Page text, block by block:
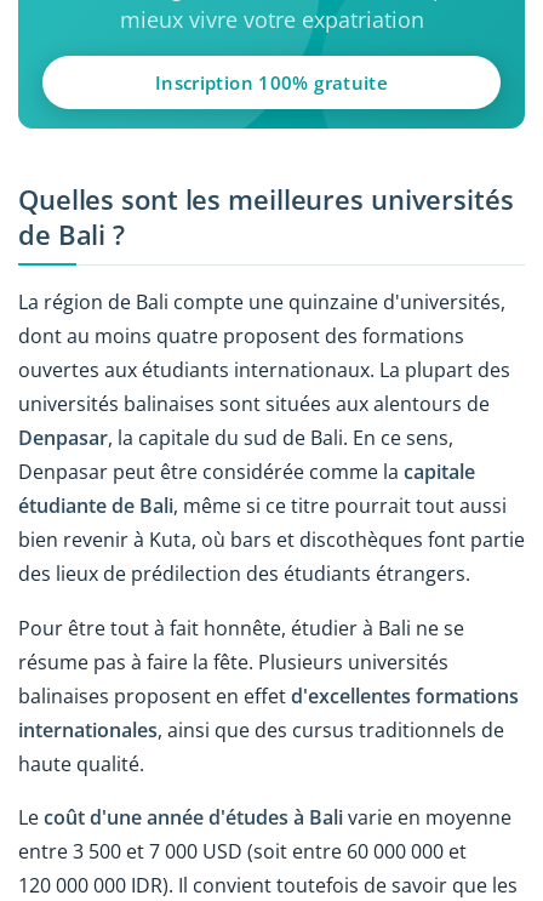
mieux vivre votre expatriation
Inscription 100% gratuite
Quelles sont les meilleures universités
de Bali ?
La région de Bali compte une quinzaine d'universités,
dont au moins quatre proposent des formations
ouvertes aux étudiants internationaux. La plupart des
universités balinaises sont situées aux alentours de
Denpasar, la capitale du sud de Bali. En ce sens,
Denpasar peut être considérée comme la capitale
étudiante de Bali, même si ce titre pourrait tout aussi
bien revenir à Kuta, où bars et discothèques font partie
des lieux de prédilection des étudiants étrangers.
Pour être tout à fait honnête, étudier à Bali ne se
résume pas à faire la fête. Plusieurs universités
balinaises proposent en effetd'excellentes formations
internationales, ainsi que des cursus traditionnels de
haute qualité.
Lecoût d'une année d'études à Balivarie en moyenne
entre 3 500 et 7 000 USD (soit entre 60 000 000 et
120 000 000 IDR). Il convient toutefois de savoir que les